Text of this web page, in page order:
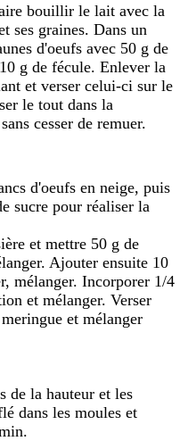
bouillir le lait avec la
ses graines. Dans un
d'oeufs avec 50 g de
g de fécule. Enlever la
et verser celui-ci sur le
le tout dans la
cesser de remuer.
d'oeufs en neige, puis
sucre pour réaliser la
et mettre 50 g de
Ajouter ensuite 10
mélanger. Incorporer 1/4
et mélanger. Verser
et mélanger
de la hauteur et les
dans les moules et